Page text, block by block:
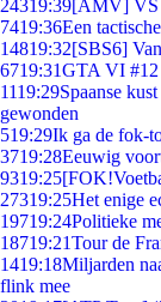
24319:39[AMV] VS
7419:36Een
14819:32[SBS6]
6719:31GTA VI
1119:29Spaanse
gewonden
519:29Ik ga de fok-
3719:28Eeuwig
9319:25
27319:25Het enige
19719:24Politieke
18719:21Tour de
1419:18Miljarden
flink mee